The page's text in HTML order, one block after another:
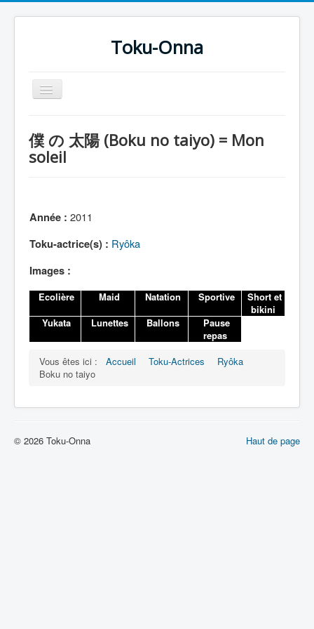
Toku-Onna
Basculer
la
Toku-Actrices
Films
COSAA
Dessins
Artiste Asperger
Lexique
僕 の 太陽 (Boku no taiyo) = Mon
soleil
Année : 2011
Toku-actrice(s) : Ryôka
Images :
Ecolière Maid Natation Sportive
Short et
bikini
Yukata
Lunettes Ballons
Pause
repas
Vous êtes ici :
Accueil Toku-Actrices
Ryôka
Boku no taiyo
Haut de page
© 2026 Toku-Onna